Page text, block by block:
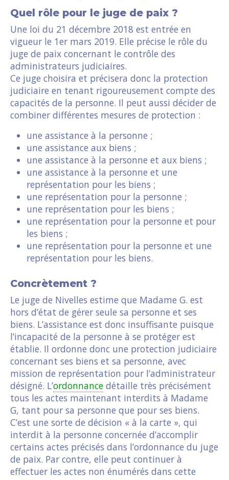
Quel rôle pour le juge de paix ?
Une loi du 21 décembre 2018 est entrée en
vigueur le 1er mars 2019. Elle précise le rôle du
juge de paix concernant le contrôle des
administrateurs judiciaires.
Ce juge choisira et précisera donc la protection
judiciaire en tenant rigoureusement compte des
capacités de la personne. Il peut aussi décider de
combiner différentes mesures de protection :
une assistance à la personne ;
une assistance aux biens ;
une assistance à la personne et aux biens ;
une assistance à la personne et une
représentation pour les biens ;
une représentation pour la personne ;
une représentation pour les biens ;
une représentation pour la personne et pour
les biens ;
une représentation pour la personne et une
représentation pour les biens.
Concrètement ?
Le juge de Nivelles estime que Madame G. est
hors d’état de gérer seule sa personne et ses
biens. L’assistance est donc insuffisante puisque
l’incapacité de la personne à se protéger est
établie. Il ordonne donc une protection judiciaire
concernant ses biens et sa personne, avec
mission de représentation pour l’administrateur
désigné. L’ordonnance détaille très précisément
tous les actes maintenant interdits à Madame
G, tant pour sa personne que pour ses biens.
C’est une sorte de décision « à la carte », qui
interdit à la personne concernée d’accomplir
certains actes précisés dans l’ordonnance du juge
de paix. Par contre, elle peut continuer à
effectuer les actes non énumérés dans cette